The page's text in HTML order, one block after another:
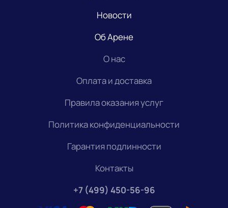
Новости
Об Арене
О нас
Оплата и доставка
Правила оказания услуг
Политика конфиденциальности
Гарантия подлинности
Контакты
+7 (499) 450-56-96